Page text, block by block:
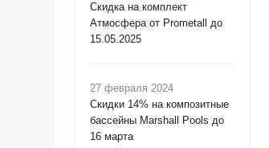
Скидка на комплект
Атмосфера от Prometall до
15.05.2025
27 февраля 2024
Скидки 14% на композитные
бассейны Marshall Pools до
16 марта